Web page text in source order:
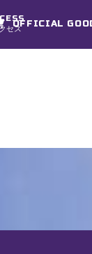
セスOFFICIAL